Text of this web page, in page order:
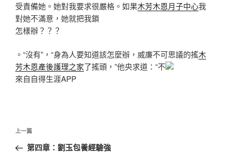
受責備她。她對我要求很嚴格。如果木芳木恩月子中心我
對她不滿意，她就把我鎖
怎樣辦？？？
。“沒有”，“身為人要知道該怎麼辦，威廉不可思議的搖木
芳木恩產後護理之家了搖頭，”他央求道：“不
來自自得生涯APP
文
導
上
一
上一篇
第四章：劉玉包養經驗強